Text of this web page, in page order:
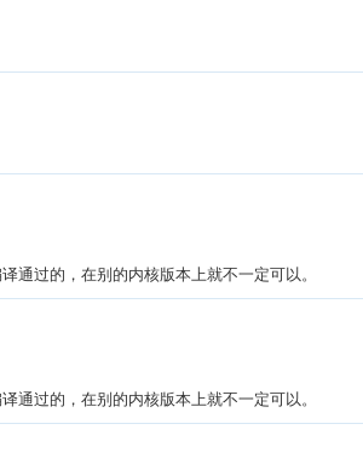
通过的，在别的内核版本上就不一定可以。
通过的，在别的内核版本上就不一定可以。